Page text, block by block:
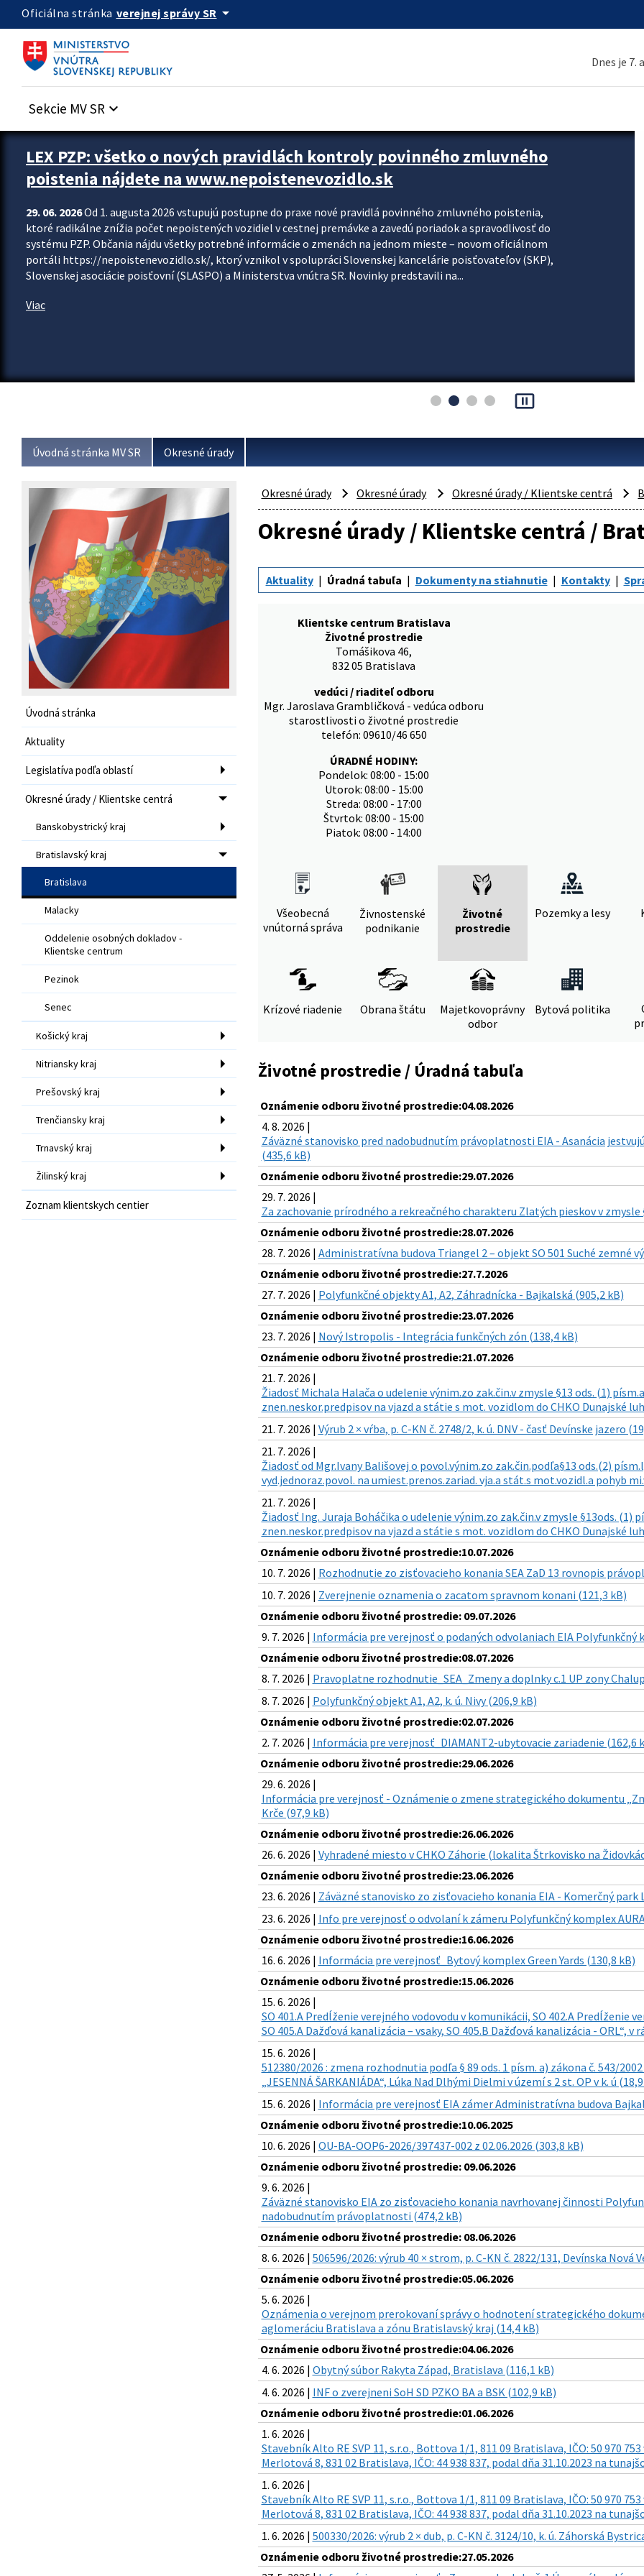
Preskocit na hlavný obsah
Oficiálna stránka verejnej správy SR arrow_drop_down
Dnes je 7.
Sekcie MV SR keyboard_arrow_down
Zastavit automatický posun upútavok
LEX PZP: všetko o nových pravidlách kontroly povinného zmluvného
poistenia nájdete na www.nepoistenevozidlo.sk
29. 06. 2026Od 1. augusta 2026 vstupujú postupne do praxe nové pravidlá povinného zmluvného poistenia,
ktoré radikálne znížia počet nepoistených vozidiel v cestnej premávke a zavedú poriadok a spravodlivosť do
systému PZP. Občania nájdu všetky potrebné informácie o zmenách na jednom mieste – novom oficiálnom
portáli https://nepoistenevozidlo.sk/, ktorý vznikol v spolupráci Slovenskej kancelárie poisťovateľov (SKP),
Slovenskej asociácie poisťovní (SLASPO) a Ministerstva vnútra SR. Novinky predstavili na...
Viac
pause_presentation
Úvodná stránka MV SR Okresné úrady
Úvodná stránka
Aktuality
Legislatíva podľa oblastí
Okresné úrady / Klientske centrá
Banskobystrický kraj
Bratislavský kraj
Bratislava
Malacky
Oddelenie osobných dokladov -
Klientske centrum
Pezinok
Senec
Košický kraj
Nitriansky kraj
Prešovský kraj
Trenčiansky kraj
Trnavský kraj
Žilinský kraj
Zoznam klientskych centier
Okresné úrady Okresné úrady Okresné úrady / Klientske centrá
Okresné úrady / Klientske centrá /
Aktuality Úradná tabuľa Dokumenty na stiahnutie Kontakty
Klientske centrum Bratislava
Životné prostredie
Tomášikova 46,
832 05 Bratislava
vedúci / riaditeľ odboru
Mgr. Jaroslava Grambličková - vedúca odboru
starostlivosti o životné prostredie
telefón: 09610/46 650
ÚRADNÉ HODINY:
Pondelok: 08:00 - 15:00
Utorok: 08:00 - 15:00
Streda: 08:00 - 17:00
Štvrtok: 08:00 - 15:00
Piatok: 08:00 - 14:00
Všeobecná
vnútorná správa
Živnostenské
podnikanie
Životné
prostredie
Pozemky a lesy
Krízové riadenie Obrana štátu
Majetkovoprávny
odbor
Bytová politika
Životné prostredie / Úradná tabuľa
Oznámenie odboru životné prostredie:04.08.2026
4. 8. 2026 |
Záväzné stanovisko pred nadobudnutím právoplatnosti EIA - Asanácia
(435,6 kB)
Oznámenie odboru životné prostredie:29.07.2026
29. 7. 2026 |
Za zachovanie prírodného a rekreačného charakteru Zlatých pieskov v zmysle
Oznámenie odboru životné prostredie:28.07.2026
28. 7. 2026 | Administratívna budova Triangel 2 – objekt SO 501 Suché zemné
Oznámenie odboru životné prostredie:27.7.2026
27. 7. 2026 | Polyfunkčné objekty A1, A2, Záhradnícka - Bajkalská (905,2 kB)
Oznámenie odboru životné prostredie:23.07.2026
23. 7. 2026 | Nový Istropolis - Integrácia funkčných zón (138,4 kB)
Oznámenie odboru životné prostredie:21.07.2026
21. 7. 2026 |
Žiadosť Michala Halača o udelenie výnim.zo zak.čin.v zmysle §13 ods. (1)
znen.neskor.predpisov na vjazd a státie s mot. vozidlom do CHKO Dunajské
21. 7. 2026 | Výrub 2 × vŕba, p. C-KN č. 2748/2, k. ú. DNV - časť Devínske jazero
21. 7. 2026 |
Žiadosť od Mgr.Ivany Bališovej o povol.výnim.zo zak.čin.podľa§13 ods.(2)
vyd.jednoraz.povol. na umiest.prenos.zariad. vja.a stát.s mot.vozidl.a pohyb
21. 7. 2026 |
Žiadosť Ing. Juraja Boháčika o udelenie výnim.zo zak.čin.v zmysle §13ods. (1)
znen.neskor.predpisov na vjazd a státie s mot. vozidlom do CHKO Dunajské
Oznámenie odboru životné prostredie:10.07.2026
10. 7. 2026 | Rozhodnutie zo zisťovacieho konania SEA ZaD 13 rovnopis
10. 7. 2026 | Zverejnenie oznamenia o zacatom spravnom konani (121,3 kB)
Oznámenie odboru životné prostredie: 09.07.2026
9. 7. 2026 | Informácia pre verejnosť o podaných odvolaniach EIA Polyfunkčný
Oznámenie odboru životné prostredie:08.07.2026
8. 7. 2026 | Pravoplatne rozhodnutie_SEA_Zmeny a doplnky c.1 UP zony
8. 7. 2026 | Polyfunkčný objekt A1, A2, k. ú. Nivy (206,9 kB)
Oznámenie odboru životné prostredie:02.07.2026
2. 7. 2026 | Informácia pre verejnosť_DIAMANT2-ubytovacie zariadenie (162,6
Oznámenie odboru životné prostredie:29.06.2026
29. 6. 2026 |
Informácia pre verejnosť - Oznámenie o zmene strategického dokumentu
Krče (97,9 kB)
Oznámenie odboru životné prostredie:26.06.2026
26. 6. 2026 | Vyhradené miesto v CHKO Záhorie (lokalita Štrkovisko na
Oznámenie odboru životné prostredie:23.06.2026
23. 6. 2026 | Záväzné stanovisko zo zisťovacieho konania EIA - Komerčný park
23. 6. 2026 | Info pre verejnosť o odvolaní k zámeru Polyfunkčný komplex
Oznámenie odboru životné prostredie:16.06.2026
16. 6. 2026 | Informácia pre verejnosť_Bytový komplex Green Yards (130,8 kB)
Oznámenie odboru životné prostredie:15.06.2026
15. 6. 2026 |
SO 401.A Predĺženie verejného vodovodu v komunikácii, SO 402.A Predĺženie
SO 405.A Dažďová kanalizácia – vsaky, SO 405.B Dažďová kanalizácia - ORL“,
15. 6. 2026 |
512380/2026 : zmena rozhodnutia podľa § 89 ods. 1 písm. a) zákona č. 543/
„JESENNÁ ŠARKANIÁDA“, Lúka Nad Dlhými Dielmi v území s 2 st. OP v k. ú
15. 6. 2026 | Informácia pre verejnosť EIA zámer Administratívna budova
Oznámenie odboru životné prostredie:10.06.2025
10. 6. 2026 | OU-BA-OOP6-2026/397437-002 z 02.06.2026 (303,8 kB)
Oznámenie odboru životné prostredie: 09.06.2026
9. 6. 2026 |
Záväzné stanovisko EIA zo zisťovacieho konania navrhovanej činnosti
nadobudnutím právoplatnosti (474,2 kB)
Oznámenie odboru životné prostredie: 08.06.2026
8. 6. 2026 | 506596/2026: výrub 40 × strom, p. C-KN č. 2822/131, Devínska Nová
Oznámenie odboru životné prostredie:05.06.2026
5. 6. 2026 |
Oznámenia o verejnom prerokovaní správy o hodnotení strategického
aglomeráciu Bratislava a zónu Bratislavský kraj (14,4 kB)
Oznámenie odboru životné prostredie:04.06.2026
4. 6. 2026 | Obytný súbor Rakyta Západ, Bratislava (116,1 kB)
4. 6. 2026 | INF o zverejneni SoH SD PZKO BA a BSK (102,9 kB)
Oznámenie odboru životné prostredie:01.06.2026
1. 6. 2026 |
Stavebník Alto RE SVP 11, s.r.o., Bottova 1/1, 811 09 Bratislava, IČO: 50 970
Merlotová 8, 831 02 Bratislava, IČO: 44 938 837, podal dňa 31.10.2023 na
1. 6. 2026 |
Stavebník Alto RE SVP 11, s.r.o., Bottova 1/1, 811 09 Bratislava, IČO: 50 970
Merlotová 8, 831 02 Bratislava, IČO: 44 938 837, podal dňa 31.10.2023 na
1. 6. 2026 | 500330/2026: výrub 2 × dub, p. C-KN č. 3124/10, k. ú. Záhorská
Oznámenie odboru životné prostredie:27.05.2026